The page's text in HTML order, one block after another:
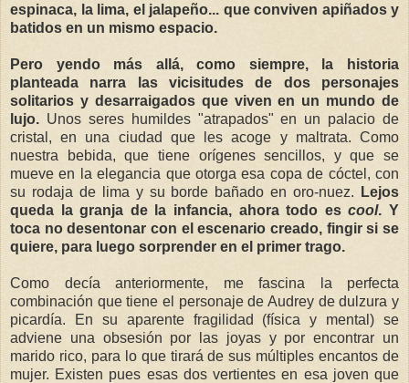
espinaca, la lima, el jalapeño... que conviven apiñados y
batidos en un mismo espacio.
Pero yendo más allá, como siempre, la historia
planteada narra las vicisitudes de dos personajes
solitarios y desarraigados que viven en un mundo de
lujo. Unos seres humildes "atrapados" en un palacio de
cristal, en una ciudad que les acoge y maltrata. Como
nuestra bebida, que tiene orígenes sencillos, y que se
mueve en la elegancia que otorga esa copa de cóctel, con
su rodaja de lima y su borde bañado en oro-nuez.
Lejos
queda la granja de la infancia, ahora todo escool. Y
toca no desentonar con el escenario creado, fingir si se
quiere, para luego sorprender en el primer trago.
Como decía anteriormente, me fascina la perfecta
combinación que tiene el personaje de Audrey de dulzura y
picardía. En su aparente fragilidad (física y mental) se
adviene una obsesión por las joyas y por encontrar un
marido rico, para lo que tirará de sus múltiples encantos de
mujer. Existen pues esas dos vertientes en esa joven que